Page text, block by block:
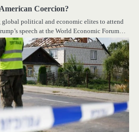
Coercion?
political and economic elites to attend
speech at the World Economic Forum…